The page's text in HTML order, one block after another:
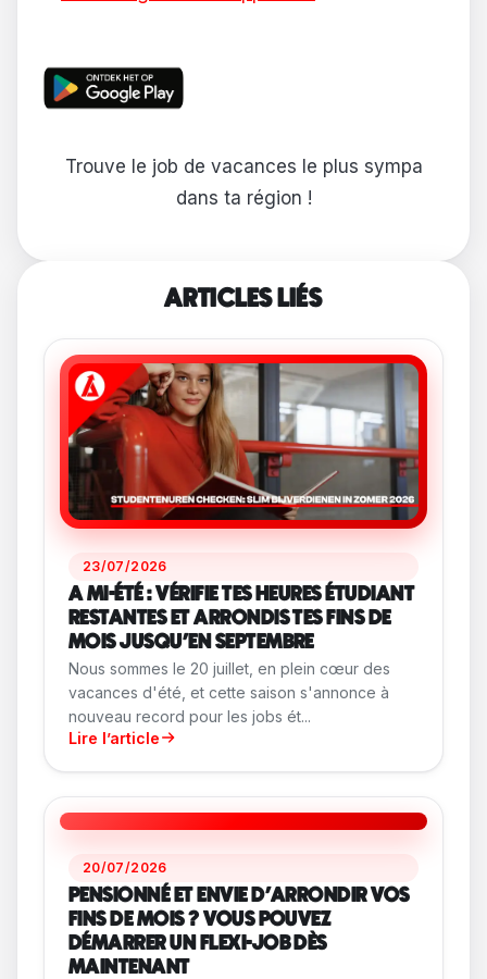
Trouve le job de vacances le plus sympa
dans ta région !
ARTICLES LIÉS
23/07/2026
A MI-ÉTÉ : VÉRIFIE TES HEURES ÉTUDIANT
RESTANTES ET ARRONDIS TES FINS DE
MOIS JUSQU'EN SEPTEMBRE
Nous sommes le 20 juillet, en plein cœur des
vacances d'été, et cette saison s'annonce à
nouveau record pour les jobs ét...
Lire l’article
20/07/2026
PENSIONNÉ ET ENVIE D'ARRONDIR VOS
FINS DE MOIS ? VOUS POUVEZ
DÉMARRER UN FLEXI-JOB DÈS
MAINTENANT